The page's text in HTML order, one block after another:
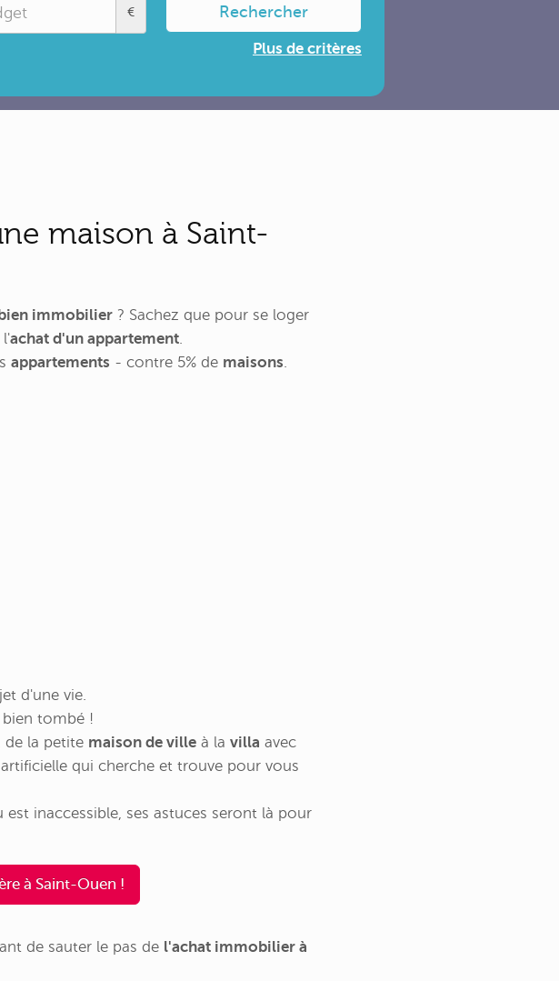
€ Rechercher
Plus de critères
maison à Saint-
immobilier ? Sachez que pour se loger
l'achat d'un appartement.
appartements - contre 5% de maisons.
d'une vie.
bien tombé !
de la petite maison de ville à la villa avec
qui cherche et trouve pour vous
est inaccessible, ses astuces seront là pour
à Saint-Ouen !
de sauter le pas de l'achat immobilier à